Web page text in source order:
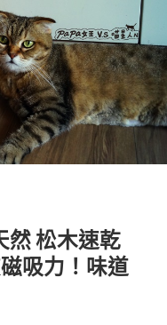
然 松木速乾
吸力！味道